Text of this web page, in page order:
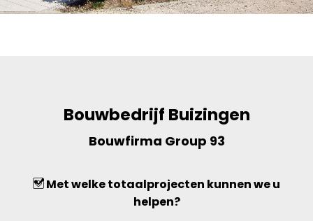
Bouwbedrijf Buizingen
Bouwfirma Group 93
Met welke totaalprojecten kunnen we u
helpen?